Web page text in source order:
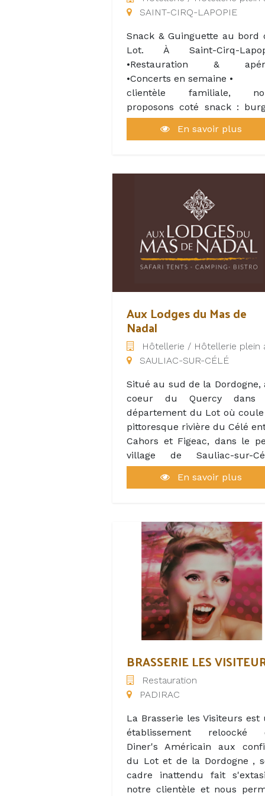
et le dimanche midi.
professionnel, le lieu un
atypique dans un village
et dynamique où on a déjà
notre petite place.
SAINT-CIRQ-LAPOPIE
Snack & Guinguette au bord
Lot. À Saint-Cirq-
•Restauration &
•Concerts en semaine •
clientèle familiale,
proposons coté snack :
maison, frites, nuggets,
tacos, glaces et boissons.
En savoir plus
Aux Lodges du Mas de
Nadal
Hôtellerie / Hôtellerie plein
SAULIAC-SUR-CÉLÉ
Situé au sud de la Dordogne,
coeur du Quercy dans
département du Lot où
pittoresque rivière du Célé
Cahors et Figeac, dans le
village de Sauliac-sur-
Vous pourrez visiter
uns des plus beaux villages
bordés de murets de
admirer des paysages
flâner au milieu
marchés de villages, partir à
découverte de grottes
gouffres, prendre part
nombreux festivals – le tout
beau milieu du Parc
Régional des Causses
Dans ce bel environnement
était connu sous le nom
sports s’offrent à vous.
En soirée, pour vous
après une journée
nos Lodges Safaris
En savoir plus
BRASSERIE LES
Restauration
PADIRAC
La Brasserie les Visiteurs est
établissement reloocké
Diner's Américain aux
du Lot et de la Dordogne ,
cadre inattendu fait
notre clientèle et nous